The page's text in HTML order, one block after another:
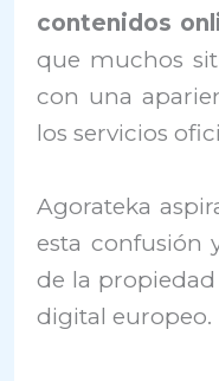
contenidos
que muchos
con una
los servicios
Agorateka
esta confusión
de la
digital europeo.